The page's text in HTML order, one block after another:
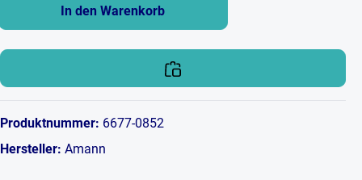
In den Warenkorb
Produktnummer: 6677-0852
Hersteller: Amann